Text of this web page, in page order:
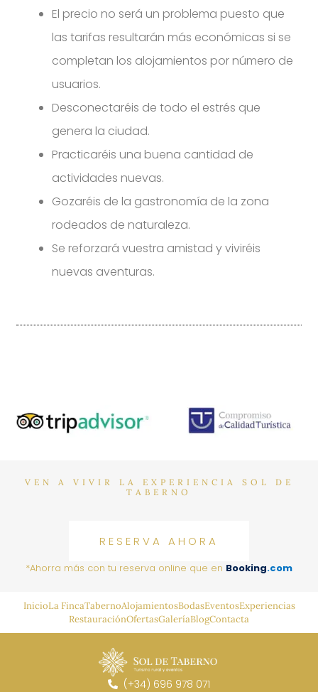
El precio no será un problema puesto que
las tarifas resultarán más económicas si se
completan los alojamientos por número de
usuarios.
Desconectaréis de todo el estrés que
genera la ciudad.
Practicaréis una buena cantidad de
actividades nuevas.
Gozaréis de la gastronomía de la zona
rodeados de naturaleza.
Se reforzará vuestra amistad y viviréis
nuevas aventuras.
VEN A VIVIR LA EXPERIENCIA SOL DE
TABERNO
RESERVA AHORA
*Ahorra más con tu reserva online que en Booking.com
InicioLa FincaTabernoAlojamientosBodasEventosExperiencias
RestauraciónOfertasGaleríaBlogContacta
(+34) 696 978 071